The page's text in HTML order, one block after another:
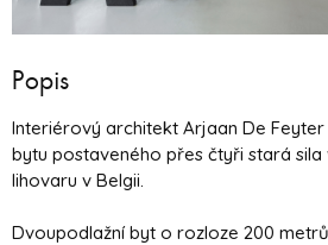
Popis
Interiérový architekt Arjaan De
bytu postaveného přes čtyři stará
lihovaru v Belgii.
Dvoupodlažní byt o rozloze 200